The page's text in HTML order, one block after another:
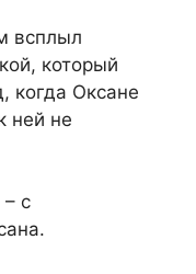
всплыл
который
когда Оксане
ней не
с